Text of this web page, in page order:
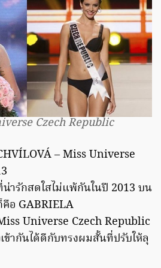
Czech Republic
– Miss Universe
ารักสดใสไม่แพ้กันในปี 2013 บน
คือ GABRIELA
Universe Czech Republic
ข้ากันได้ดีกับทรงผมสั้นที่ปรับให้ลุ